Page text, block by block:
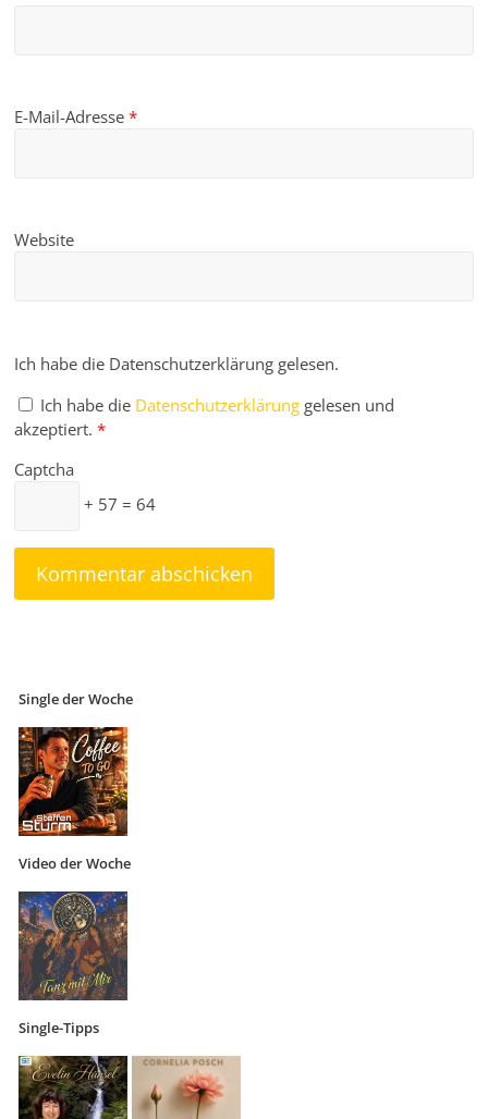
E-Mail-Adresse*
Website
Ich habe die Datenschutzerklärung gelesen.
Ich habe die Datenschutzerklärung gelesen und
akzeptiert. *
Captcha
+ 57 = 64
Single der Woche
Video der Woche
Single-Tipps